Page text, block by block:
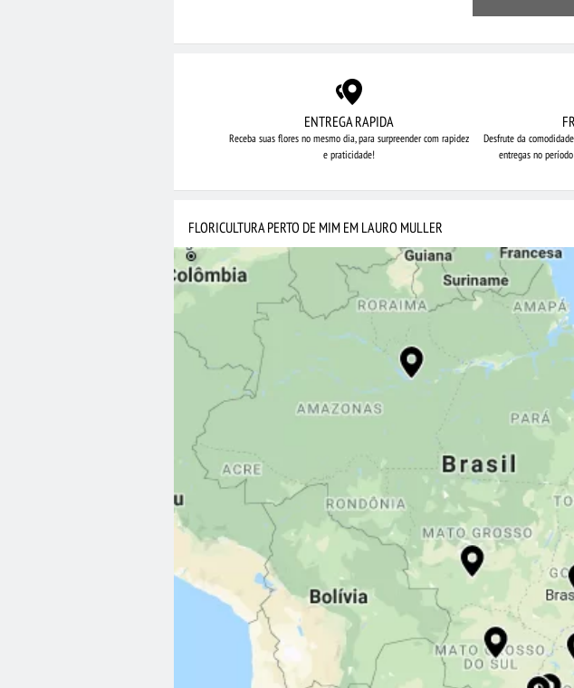
ENTREGA RAPIDA
Receba suas flores no mesmo dia,para surpreender com rapidez
e praticidade!
Desfrute da
entregas no
FLORICULTURA PERTO DE MIM EM LAURO MULLER